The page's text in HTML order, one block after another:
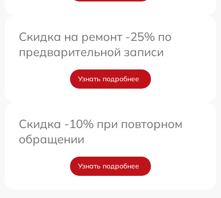
Скидка на ремонт -25% по
предварительной записи
Узнать подробнее
Скидка -10% при повторном
обращении
Узнать подробнее